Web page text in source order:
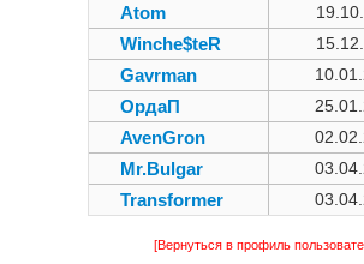
Atom
Winche$teR
Gavrman
ОрдаП
AvenGron
Mr.Bulgar
Transformer
[Вернуться в профиль